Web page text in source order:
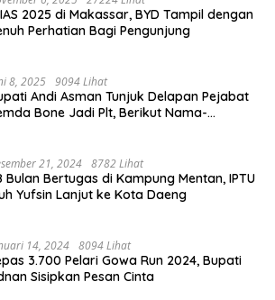
2025 di Makassar, BYD Tampil dengan
Perhatian Bagi Pengunjung
8, 2025 9094 Lihat
Andi Asman Tunjuk Delapan Pejabat
Bone Jadi Plt, Berikut Nama-
21, 2024 8782 Lihat
Bulan Bertugas di Kampung Mentan, IPTU
Yufsin Lanjut ke Kota Daeng
14, 2024 8094 Lihat
3.700 Pelari Gowa Run 2024, Bupati
Sisipkan Pesan Cinta